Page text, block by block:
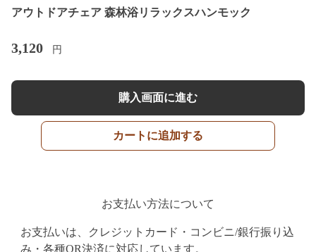
アウトドアチェア 森林浴リラックスハンモック
3,120 円
購入画面に進む
カートに追加する
お支払い方法について
お支払いは、クレジットカード・コンビニ/銀行振り込
み・各種QR決済に対応しています。